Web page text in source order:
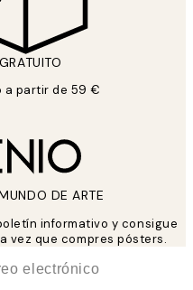
a partir de 59 €
DE ARTE
informativo y consigue
vez que compres pósters.